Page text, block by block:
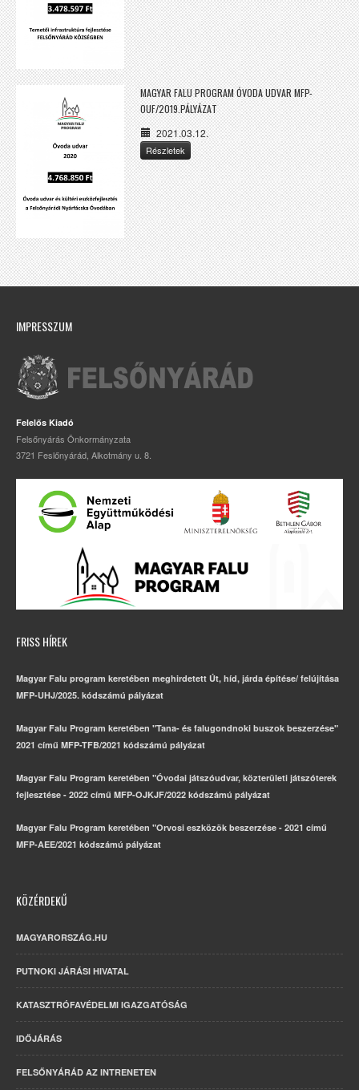
MAGYAR FALU PROGRAM ÓVODA UDVAR MFP-
OUF/2019.PÁLYÁZAT
2021.03.12.
Részletek
IMPRESSZUM
Felelős Kiadó
Felsőnyárás Önkormányzata
3721 Feslőnyárád, Alkotmány u. 8.
FRISS HÍREK
Magyar Falu program keretében meghirdetett Út, híd, járda építése/ felújítása
MFP-UHJ/2025. kódszámú pályázat
Magyar Falu Program keretében "Tana- és falugondnoki buszok beszerzése"
2021 című MFP-TFB/2021 kódszámú pályázat
Magyar Falu Program keretében "Óvodai játszóudvar, közterületi játszóterek
fejlesztése - 2022 című MFP-OJKJF/2022 kódszámú pályázat
Magyar Falu Program keretében "Orvosi eszközök beszerzése - 2021 című
MFP-AEE/2021 kódszámú pályázat
KÖZÉRDEKŰ
MAGYARORSZÁG.HU
PUTNOKI JÁRÁSI HIVATAL
KATASZTRÓFAVÉDELMI IGAZGATÓSÁG
IDŐJÁRÁS
FELSŐNYÁRÁD AZ INTRENETEN